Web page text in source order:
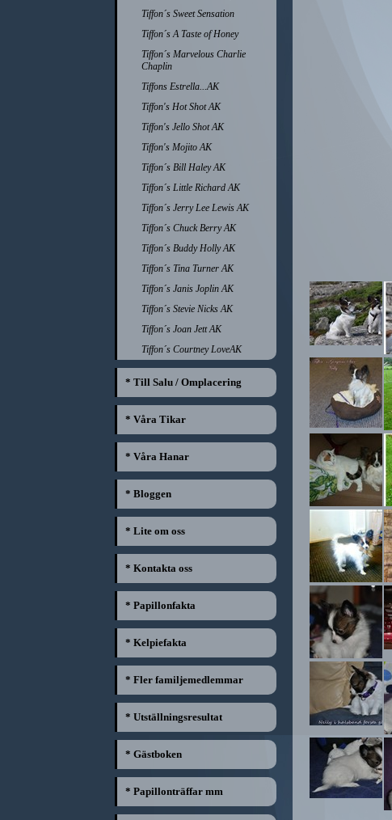
Tiffon´s Sweet Sensation
Tiffon´s A Taste of Honey
Tiffon´s Marvelous Charlie
Chaplin
Tiffons Estrella...AK
Tiffon's Hot Shot AK
Tiffon's Jello Shot AK
Tiffon's Mojito AK
Tiffon´s Bill Haley AK
Tiffon´s Little Richard AK
Tiffon´s Jerry Lee Lewis AK
Tiffon´s Chuck Berry AK
Tiffon´s Buddy Holly AK
Tiffon´s Tina Turner AK
Tiffon´s Janis Joplin AK
Tiffon´s Stevie Nicks AK
Tiffon´s Joan Jett AK
Tiffon´s Courtney LoveAK
* Till Salu / Omplacering
* Våra Tikar
* Våra Hanar
* Bloggen
* Lite om oss
* Kontakta oss
* Papillonfakta
* Kelpiefakta
* Fler familjemedlemmar
* Utställningsresultat
* Gästboken
* Papillonträffar mm